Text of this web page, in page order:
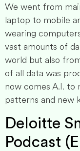
We went from
laptop to mobile
wearing
vast amounts of
world but also
of all data was
now comes A.I. to
patterns and new
Deloitte
Podcast